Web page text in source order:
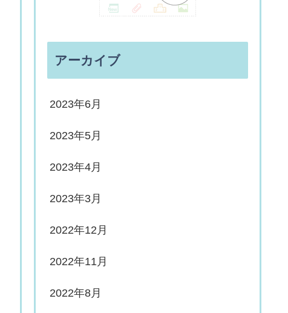
アーカイブ
2023年6月
2023年5月
2023年4月
2023年3月
2022年12月
2022年11月
2022年8月